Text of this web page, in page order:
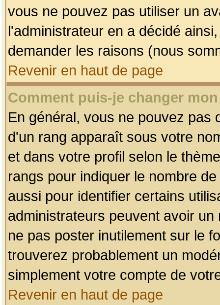
vous ne pouvez pas utiliser un
l'administrateur en a décidé
demander les raisons (nous
Revenir en haut de page
Comment puis-je changer
En général, vous ne pouvez pas
d'un rang apparaît sous votre
et dans votre profil selon le
rangs pour indiquer le nombre
aussi pour identifier certains
administrateurs peuvent avoir
ne pas poster inutilement sur le
trouverez probablement un
simplement votre compte de
Revenir en haut de page